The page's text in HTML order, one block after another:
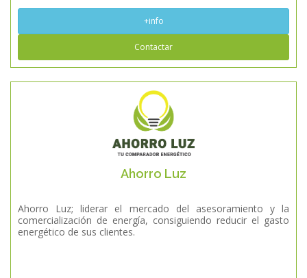
+info
Contactar
Ahorro Luz
Ahorro Luz; liderar el mercado del asesoramiento y la
comercialización de energía, consiguiendo reducir el gasto
energético de sus clientes.